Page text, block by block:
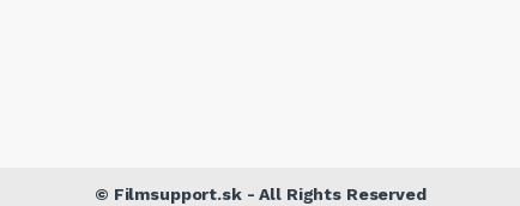
© Filmsupport.sk- All Rights Reserved